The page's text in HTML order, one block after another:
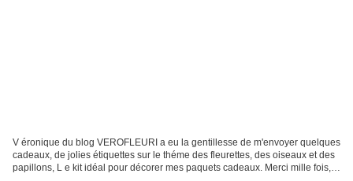
V éronique du blog VEROFLEURI a eu la gentillesse de m'envoyer quelques
cadeaux, de jolies étiquettes sur le théme des fleurettes, des oiseaux et des
papillons, L e kit idéal pour décorer mes paquets cadeaux. Merci mille fois,